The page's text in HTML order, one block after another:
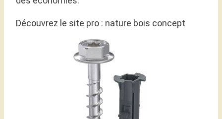
Découvrez le site pro : nature bois concept